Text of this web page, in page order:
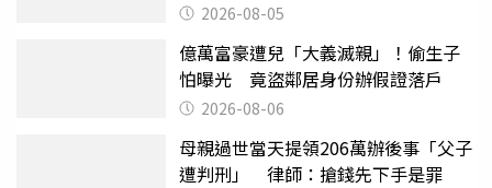
2026-08-05
億萬富豪遭兒「大義滅親」！偷生子
怕曝光 竟盜鄰居身份辦假證落戶
2026-08-06
母親過世當天提領206萬辦後事「父子
遭判刑」 律師：搶錢先下手是罪